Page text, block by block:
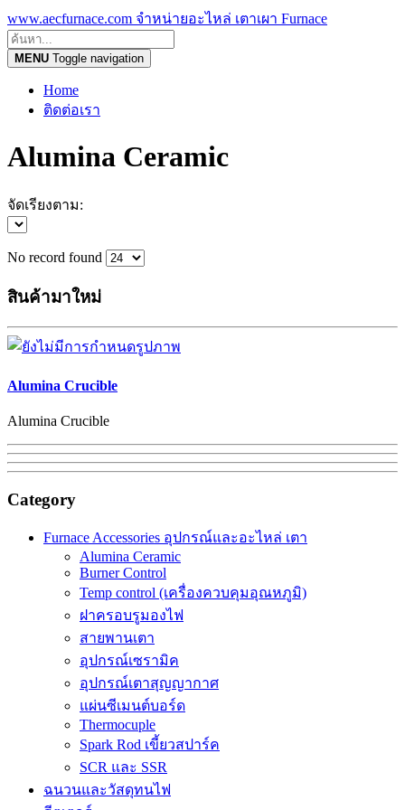
www.aecfurnace.com จำหน่ายอะไหล่ เตาเผา Furnace
MENU Toggle navigation
Home
ติดต่อเรา
Alumina Ceramic
จัดเรียงตาม:
No record found
สินค้ามาใหม่
Alumina Crucible
Alumina Crucible
Category
Furnace Accessories อุปกรณ์และอะไหล่ เตา
Alumina Ceramic
Burner Control
Temp control (เครื่องควบคุมอุณหภูมิ)
ฝาครอบรูมองไฟ
สายพานเตา
อุปกรณ์เซรามิค
อุปกรณ์เตาสุญญากาศ
แผ่นซีเมนต์บอร์ด
Thermocuple
Spark Rod เขี้ยวสปาร์ค
SCR และ SSR
ฉนวนและวัสดุทนไฟ